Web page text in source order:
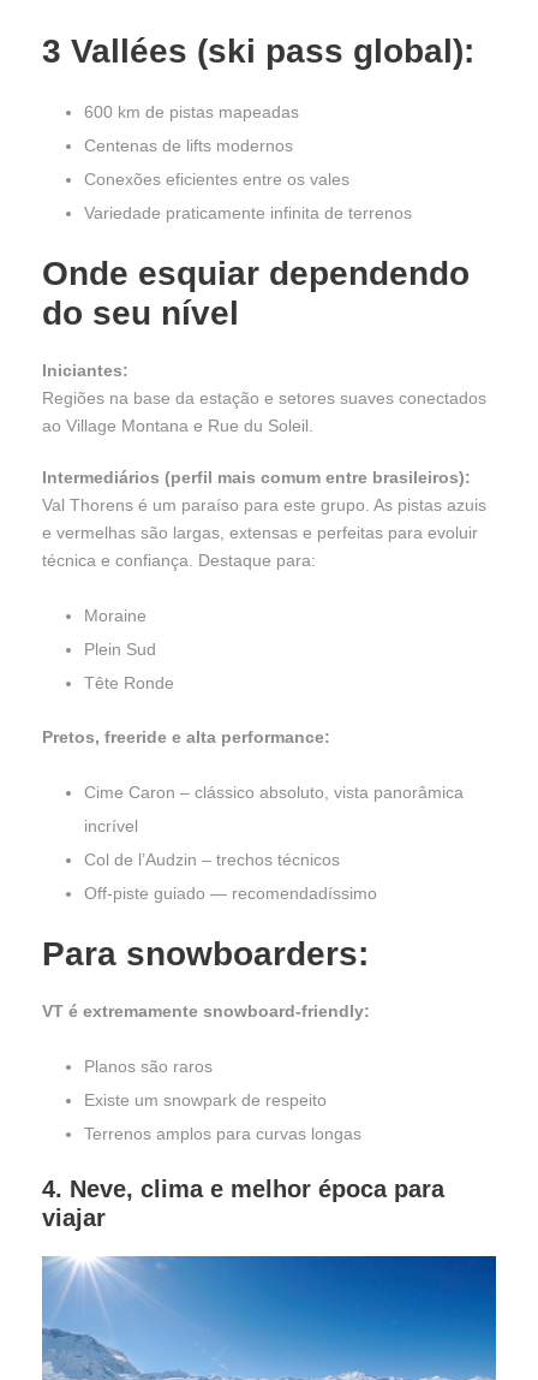
3 Vallées (ski pass global):
600 km de pistas mapeadas
Centenas de lifts modernos
Conexões eficientes entre os vales
Variedade praticamente infinita de terrenos
Onde esquiar dependendo
do seu nível
Iniciantes:
Regiões na base da estação e setores suaves conectados
ao Village Montana e Rue du Soleil.
Intermediários (perfil mais comum entre brasileiros):
Val Thorens é um paraíso para este grupo. As pistas azuis
e vermelhas são largas, extensas e perfeitas para evoluir
técnica e confiança. Destaque para:
Moraine
Plein Sud
Tête Ronde
Pretos, freeride e alta performance:
Cime Caron – clássico absoluto, vista panorâmica
incrível
Col de l’Audzin – trechos técnicos
Off-piste guiado — recomendadíssimo
Para snowboarders:
VT é extremamente snowboard-friendly:
Planos são raros
Existe um snowpark de respeito
Terrenos amplos para curvas longas
4. Neve, clima e melhor época para
viajar